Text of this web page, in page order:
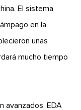
El sistema
en la
unas
mucho tiempo
avanzados, EDA